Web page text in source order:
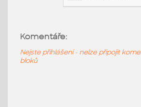
tip 11243)
Komentáře:
Nejste přihlášeni - nelze připojit
bloků